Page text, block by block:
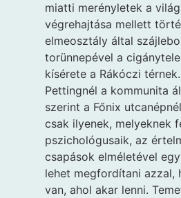
miatti merényletek a
végrehajtása mellett
elmeosztály által
torünnepével a
kísérete a Rákóczi
Pettingnél a kommunita
szerint a Főnix
csak ilyenek, melyeknek
pszichológusaik, az
csapások elméletével
lehet megfordítani azzal,
van, ahol akar lenni.